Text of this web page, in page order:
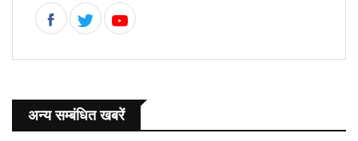
अन्य सम्बंधित खबरें